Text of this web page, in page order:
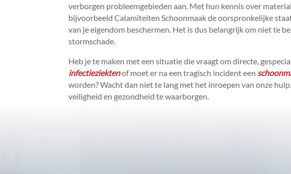
verborgen probleemgebieden aan.​ Met hun kennis over
bijvoorbeeld Calamiteiten Schoonmaak de oorspronkelijke
van je eigendom beschermen.​ Het is dus belangrijk om niet te
stormschade.​
Heb je te maken met een situatie die vraagt om directe,
infectieziektenof moet er na een tragisch incident een
worden? Wacht dan niet te lang met het inroepen van onze
veiligheid en gezondheid te waarborgen.​